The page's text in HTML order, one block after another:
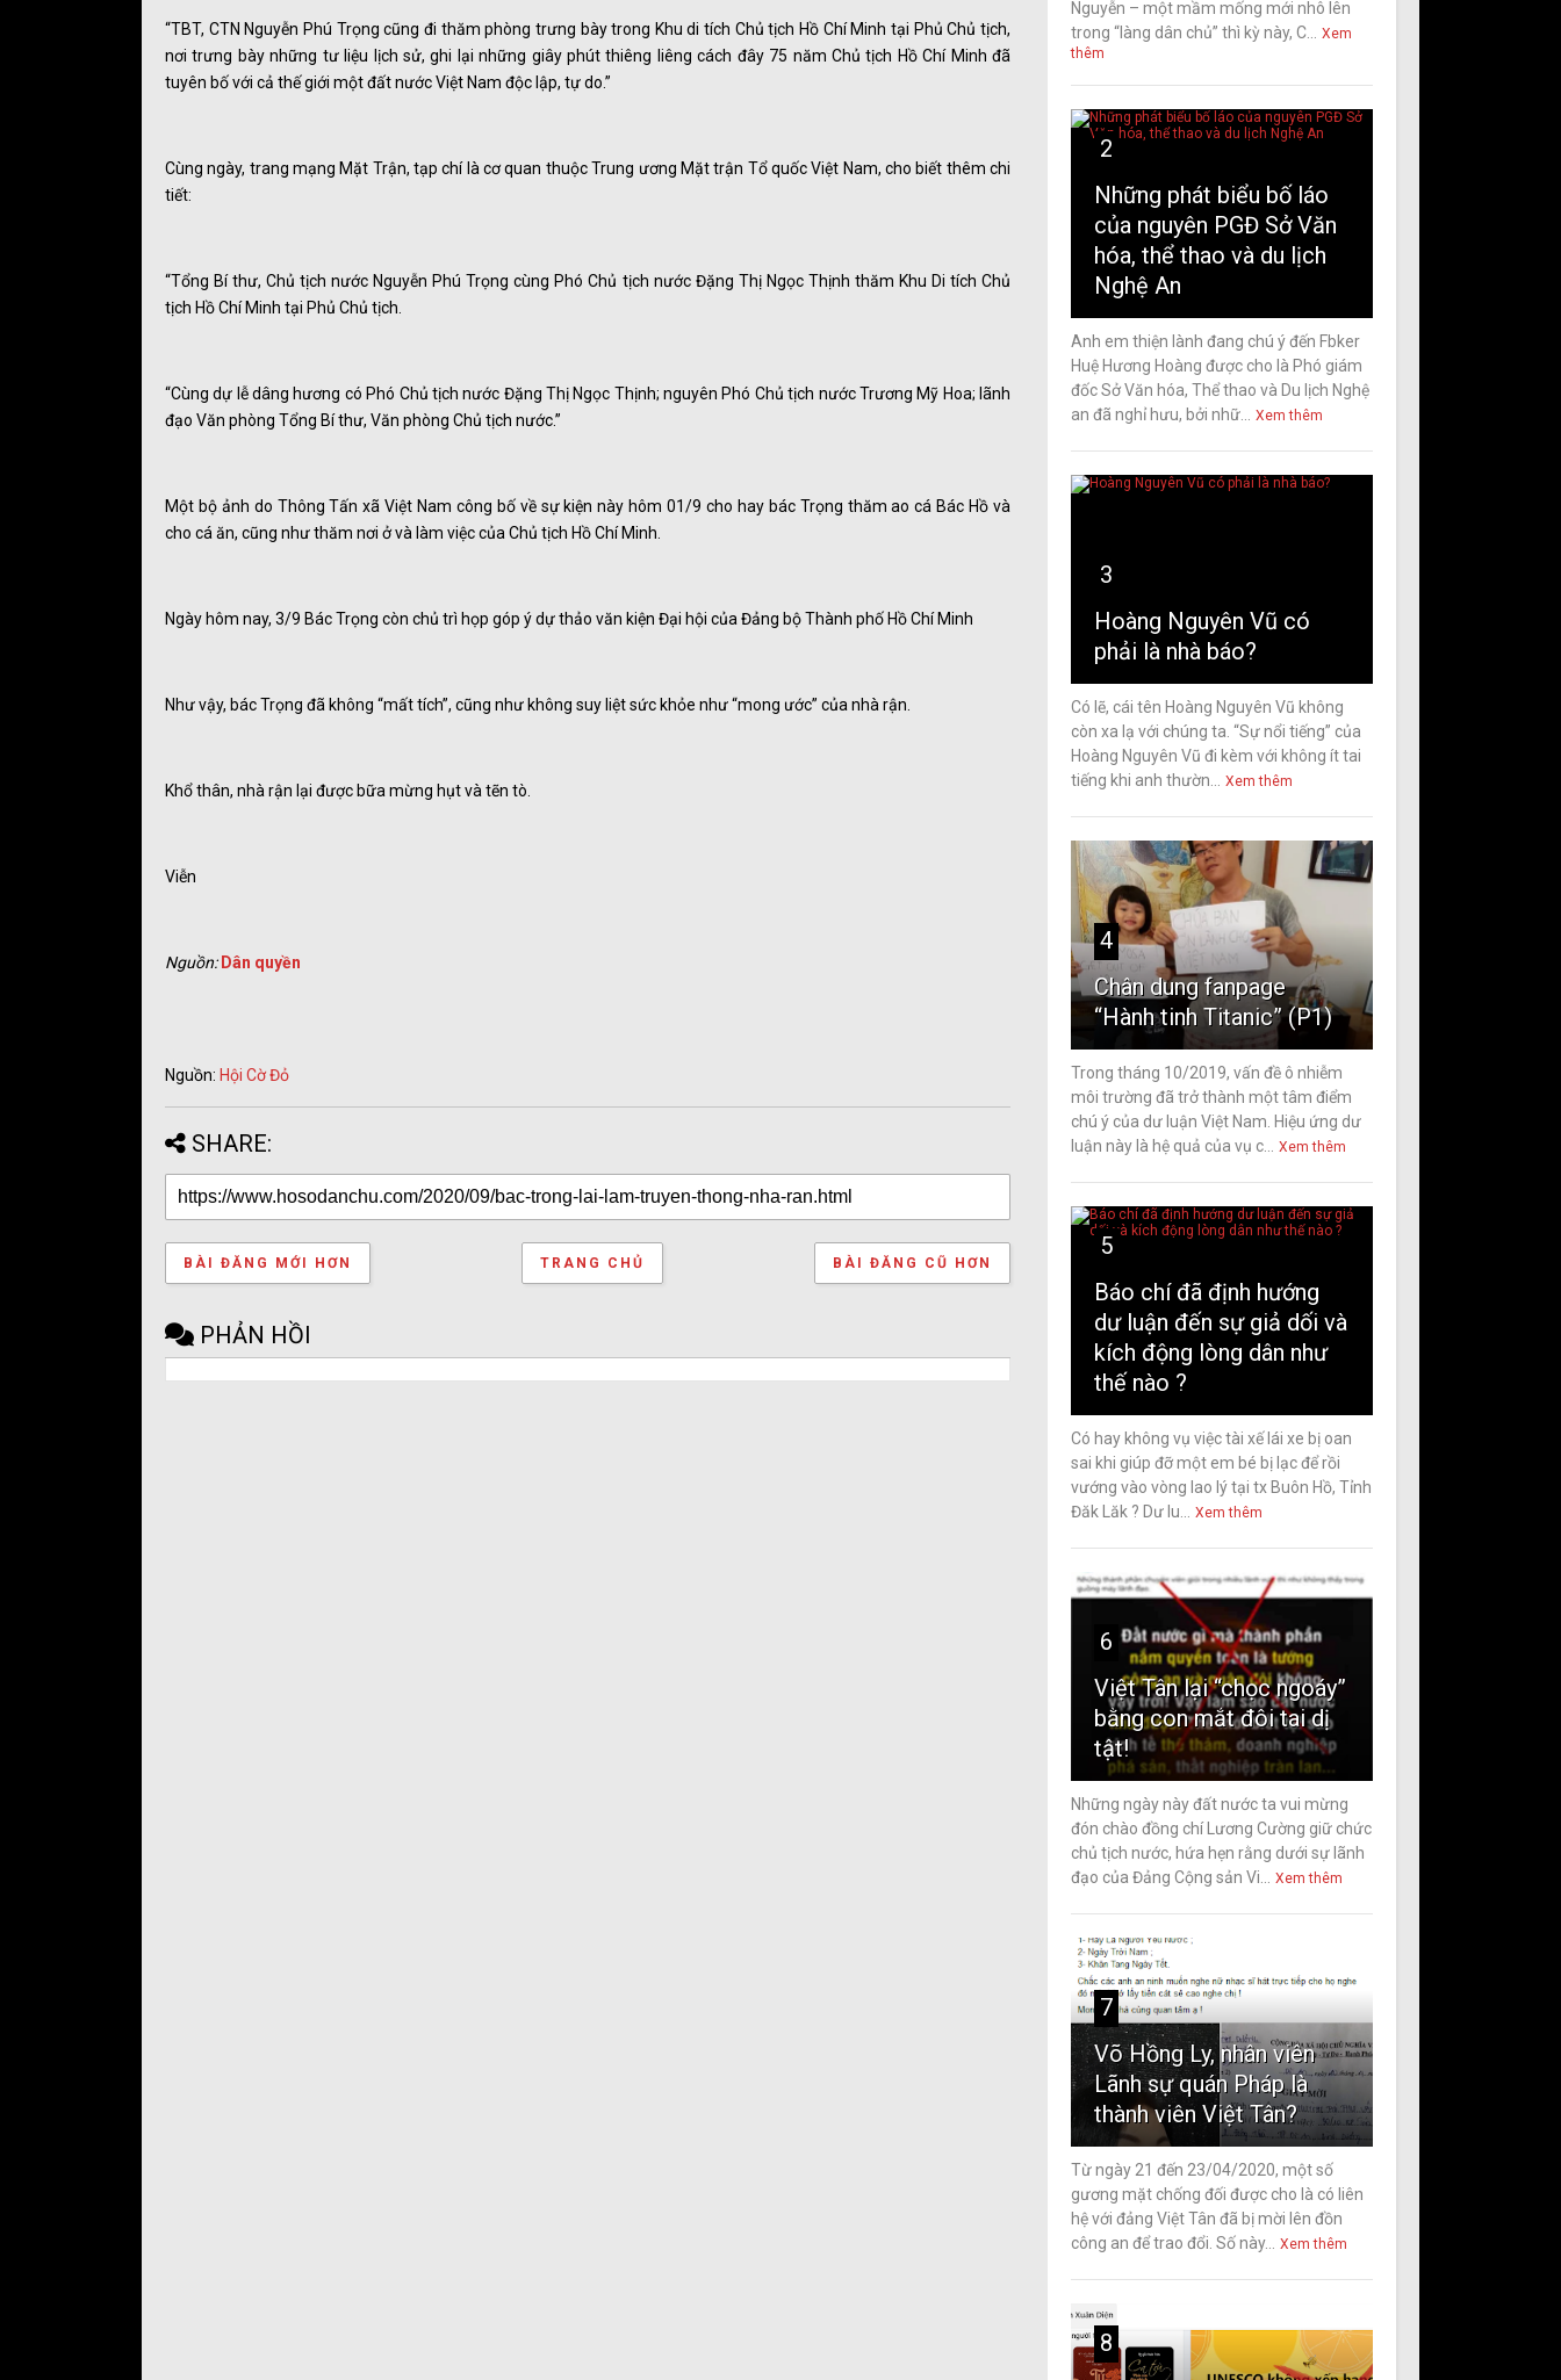
“TBT, CTN Nguyễn Phú Trọng cũng đi thăm phòng trưng bày trong Khu di tích Chủ tịch Hồ Chí Minh tại Phủ Chủ tịch,
nơi trưng bày những tư liệu lịch sử, ghi lại những giây phút thiêng liêng cách đây 75 năm Chủ tịch Hồ Chí Minh đã
tuyên bố với cả thế giới một đất nước Việt Nam độc lập, tự do.”
Cùng ngày, trang mạng Mặt Trận, tạp chí là cơ quan thuộc Trung ương Mặt trận Tổ quốc Việt Nam, cho biết thêm chi
tiết:
“Tổng Bí thư, Chủ tịch nước Nguyễn Phú Trọng cùng Phó Chủ tịch nước Đặng Thị Ngọc Thịnh thăm Khu Di tích Chủ
tịch Hồ Chí Minh tại Phủ Chủ tịch.
“Cùng dự lễ dâng hương có Phó Chủ tịch nước Đặng Thị Ngọc Thịnh; nguyên Phó Chủ tịch nước Trương Mỹ Hoa; lãnh
đạo Văn phòng Tổng Bí thư, Văn phòng Chủ tịch nước.”
Một bộ ảnh do Thông Tấn xã Việt Nam công bố về sự kiện này hôm 01/9 cho hay bác Trọng thăm ao cá Bác Hồ và
cho cá ăn, cũng như thăm nơi ở và làm việc của Chủ tịch Hồ Chí Minh.
Ngày hôm nay, 3/9 Bác Trọng còn chủ trì họp góp ý dự thảo văn kiện Đại hội của Đảng bộ Thành phố Hồ Chí Minh
Như vậy, bác Trọng đã không “mất tích”, cũng như không suy liệt sức khỏe như “mong ước” của nhà rận.
Khổ thân, nhà rận lại được bữa mừng hụt và tẽn tò.
Viễn
Nguồn: Dân quyền
Nguồn: Hội Cờ Đỏ
SHARE:
BÀI ĐĂNG MỚI HƠN BÀI ĐĂNG CŨ HƠN
TRANG CHỦ
PHẢN HỒI
Nguyễn – một mầm mống mới nhô lên
trong “làng dân chủ” thì kỳ này, C...
Xem
thêm
2
Những phát biểu bố láo
của nguyên PGĐ Sở Văn
hóa, thể thao và du lịch
Nghệ An
Anh em thiện lành đang chú ý đến Fbker
Huệ Hương Hoàng được cho là Phó giám
đốc Sở Văn hóa, Thể thao và Du lịch Nghệ
an đã nghỉ hưu, bởi nhữ...
Xem thêm
3
Hoàng Nguyên Vũ có
phải là nhà báo?
Có lẽ, cái tên Hoàng Nguyên Vũ không
còn xa lạ với chúng ta. “Sự nổi tiếng” của
Hoàng Nguyên Vũ đi kèm với không ít tai
tiếng khi anh thườn...
Xem thêm
4
Chân dung fanpage
“Hành tinh Titanic” (P1)
Trong tháng 10/2019, vấn đề ô nhiễm
môi trường đã trở thành một tâm điểm
chú ý của dư luận Việt Nam. Hiệu ứng dư
luận này là hệ quả của vụ c...
Xem thêm
5
Báo chí đã định hướng
dư luận đến sự giả dối và
kích động lòng dân như
thế nào ?
Có hay không vụ việc tài xế lái xe bị oan
sai khi giúp đỡ một em bé bị lạc để rồi
vướng vào vòng lao lý tại tx Buôn Hồ, Tỉnh
Đăk Lăk ? Dư lu...
Xem thêm
6
Việt Tân lại “chọc ngoáy”
bằng con mắt đôi tai dị
tật!
Những ngày này đất nước ta vui mừng
đón chào đồng chí Lương Cường giữ chức
chủ tịch nước, hứa hẹn rằng dưới sự lãnh
đạo của Đảng Cộng sản Vi...
Xem thêm
7
Võ Hồng Ly, nhân viên
Lãnh sự quán Pháp là
thành viên Việt Tân?
Từ ngày 21 đến 23/04/2020, một số
gương mặt chống đối được cho là có liên
hệ với đảng Việt Tân đã bị mời lên đồn
công an để trao đổi. Số này...
Xem thêm
8